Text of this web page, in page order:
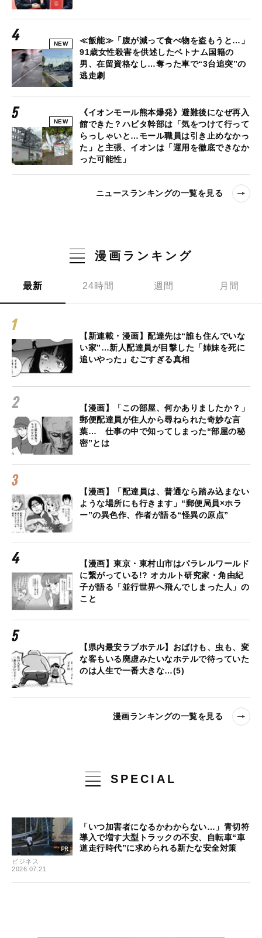
NEW
≪飯能≫「腹が減って食べ物を盗もうと…」
91歳女性殺害を供述したベトナム国籍の
男、在留資格なし…奪った車で“3台追突”の
逃走劇
NEW
《イオンモール熊本爆発》避難後になぜ再入
館できた？ハビタ幹部は「気をつけて行って
らっしゃいと…モール職員は引き止めなかっ
た」と主張、イオンは「運用を徹底できなか
った可能性」
ニュースランキングの一覧を見る
漫画ランキング
最新 24時間 週間 月間
【新連載・漫画】配達先は“誰も住んでいな
い家”…新人配達員が目撃した「姉妹を死に
追いやった」むごすぎる真相
【漫画】「この部屋、何かありましたか？」
郵便配達員が住人から尋ねられた奇妙な言
葉… 仕事の中で知ってしまった“部屋の秘
密”とは
【漫画】「配達員は、普通なら踏み込まない
ような場所にも行きます」“郵便局員×ホラ
ー”の異色作、作者が語る“怪異の原点”
【漫画】東京・東村山市はパラレルワールド
に繋がっている!? オカルト研究家・角由紀
子が語る「並行世界へ飛んでしまった人」の
こと
【県内最安ラブホテル】おばけも、虫も、変
な客もいる廃虚みたいなホテルで待っていた
のは人生で一番大きな…(5)
漫画ランキングの一覧を見る
SPECIAL
ビジネス
2026.07.21
「いつ加害者になるかわからない…」青切符
導入で増す大型トラックの不安、自転車“車
道走行時代”に求められる新たな安全対策